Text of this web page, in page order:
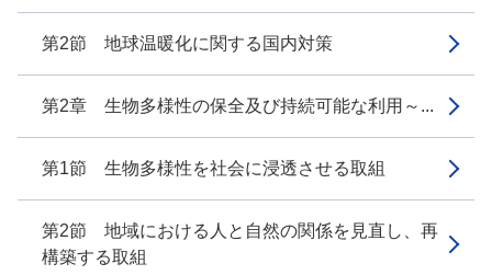
第2節 地球温暖化に関する国内対策
第2章 生物多様性の保全及び持続可能な利用～...
第1節 生物多様性を社会に浸透させる取組
第2節 地域における人と自然の関係を見直し、再
構築する取組